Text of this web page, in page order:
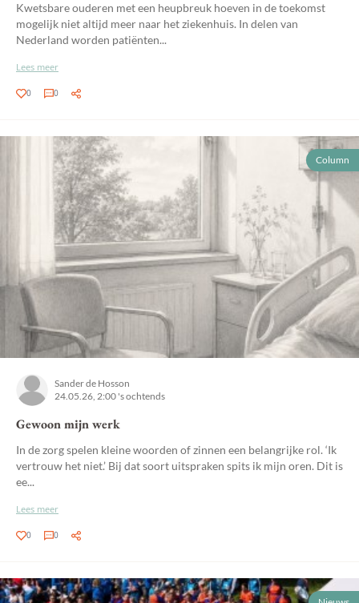
Kwetsbare ouderen met een heupbreuk hoeven in de toekomst
mogelijk niet altijd meer naar het ziekenhuis. In delen van
Nederland worden patiënten...
Lees meer
0 0
Column
Sander de Hosson
24.05.26, 2:00 's ochtends
Gewoon mijn werk
In de zorg spelen kleine woorden of zinnen een belangrijke rol. ‘Ik
vertrouw het niet.’ Bij dat soort uitspraken spits ik mijn oren. Dit is
ee...
Lees meer
0 0